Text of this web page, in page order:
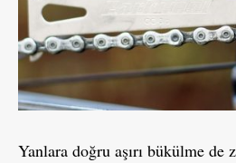
Yanlara doğru aşırı bükülme de